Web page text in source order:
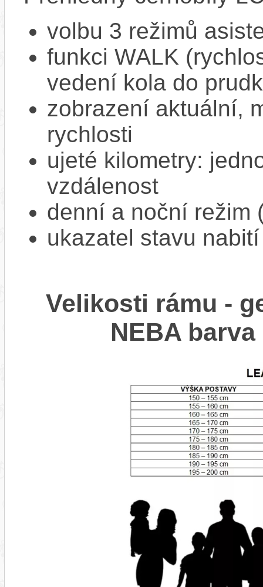
volbu 3 režimů
funkci WALK
vedení kola do
zobrazení aktuální,
rychlosti
ujeté kilometry:
vzdálenost
denní a noční režim
ukazatel stavu
Velikosti rámu -
NEBA